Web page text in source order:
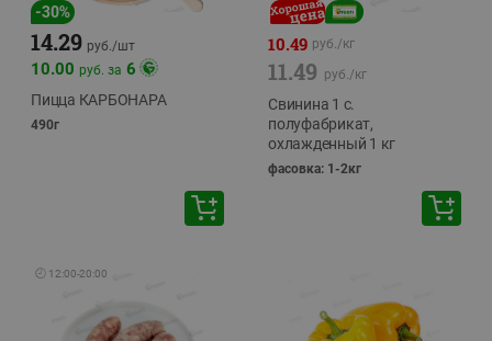
-30%
14.29 руб./шт
10.00 руб. за 6
Пицца КАРБОНАРА
490г
10.49 руб./кг
11.49 руб./кг
Свинина 1 с.
полуфабрикат,
охлажденный 1 кг
фасовка: 1-2кг
🕘 12:00-20:00